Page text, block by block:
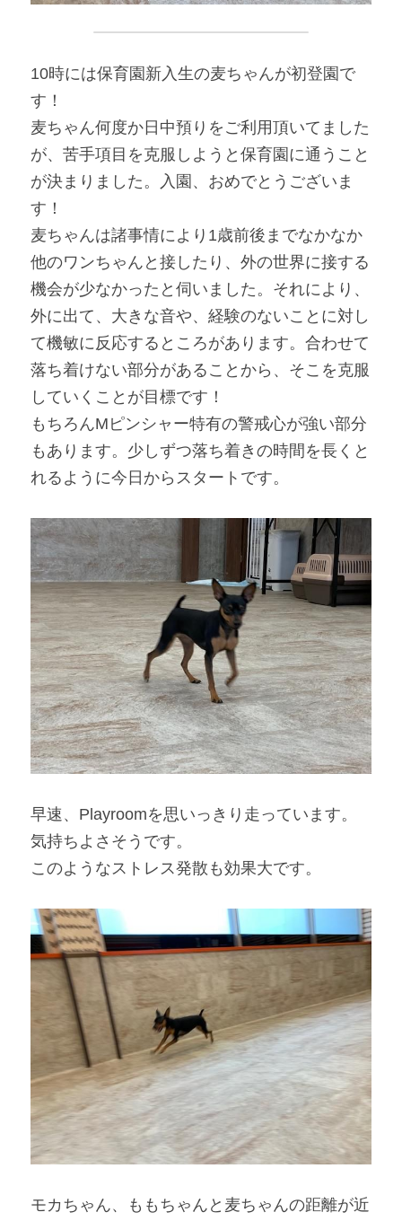
10時には保育園新入生の麦ちゃんが初登園で
す！
麦ちゃん何度か日中預りをご利用頂いてました
が、苦手項目を克服しようと保育園に通うこと
が決まりました。入園、おめでとうございま
す！
麦ちゃんは諸事情により1歳前後までなかなか
他のワンちゃんと接したり、外の世界に接する
機会が少なかったと伺いました。それにより、
外に出て、大きな音や、経験のないことに対し
て機敏に反応するところがあります。合わせて
落ち着けない部分があることから、そこを克服
していくことが目標です！
もちろんMピンシャー特有の警戒心が強い部分
もあります。少しずつ落ち着きの時間を長くと
れるように今日からスタートです。
早速、Playroomを思いっきり走っています。
気持ちよさそうです。
このようなストレス発散も効果大です。
モカちゃん、ももちゃんと麦ちゃんの距離が近